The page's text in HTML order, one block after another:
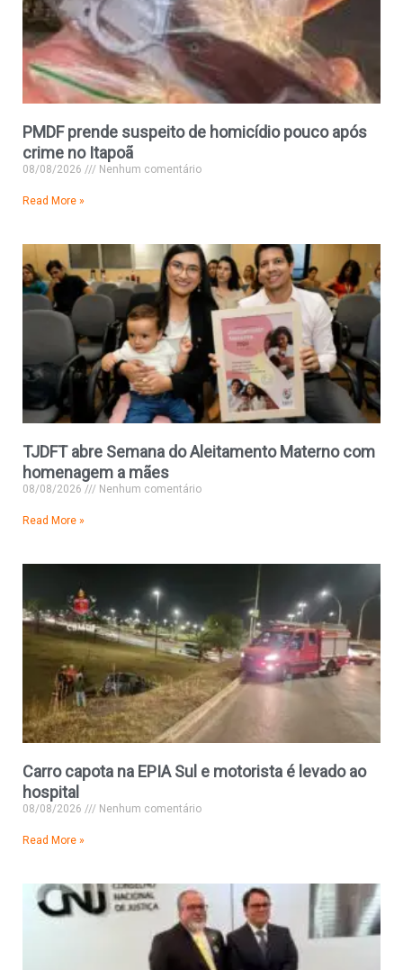
PMDF prende suspeito de homicídio pouco após
crime no Itapoã
08/08/2026 Nenhum comentário
Read More »
TJDFT abre Semana do Aleitamento Materno com
homenagem a mães
08/08/2026 Nenhum comentário
Read More »
Carro capota na EPIA Sul e motorista é levado ao
hospital
08/08/2026 Nenhum comentário
Read More »